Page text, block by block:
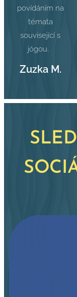
povídáním na
témata
související s
jógou.
Zuzka M.